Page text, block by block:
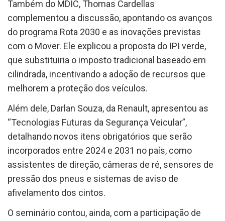
Também do MDIC, Thomas Cardellas
complementou a discussão, apontando os avanços
do programa Rota 2030 e as inovações previstas
com o Mover. Ele explicou a proposta do IPI verde,
que substituiria o imposto tradicional baseado em
cilindrada, incentivando a adoção de recursos que
melhorem a proteção dos veículos.
Além dele, Darlan Souza, da Renault, apresentou as
“Tecnologias Futuras da Segurança Veicular”,
detalhando novos itens obrigatórios que serão
incorporados entre 2024 e 2031 no país, como
assistentes de direção, câmeras de ré, sensores de
pressão dos pneus e sistemas de aviso de
afivelamento dos cintos.
O seminário contou, ainda, com a participação de